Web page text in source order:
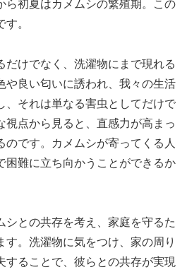
ら初夏はカメムシの繁殖期。この
。
だけでなく、洗濯物にまで現れる
や良い匂いに誘われ、我々の生活
、それは単なる害虫としてだけで
視点から見ると、直感力が高まっ
のです。カメムシが寄ってくる人
困難に立ち向かうことができるか
シとの共存を考え、家庭を守るた
す。洗濯物に気をつけ、家の周り
することで、彼らとの共存が実現